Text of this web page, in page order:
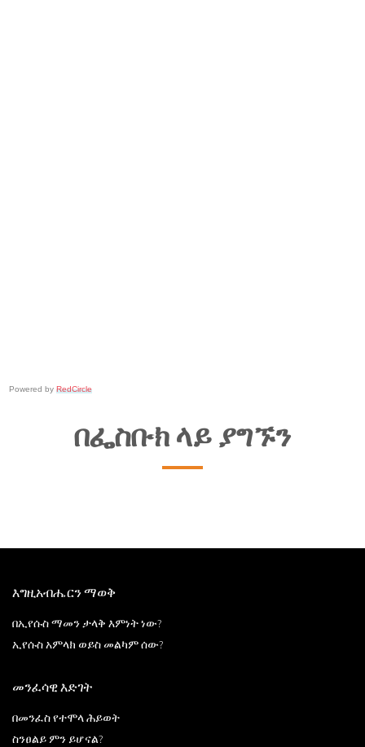
Powered by RedCircle
በፌስቡክ ላይ ያግኙን
እግዚአብሔርን ማወቅ
በኢየሱስ ማመን ታላቅ እምነት ነው?
ኢየሱስ አምላክ ወይስ መልካም ሰው?
መንፈሳዊ እድገት
በመንፈስ የተሞላ ሕይወት
ስንፀልይ ምን ይሆናል?